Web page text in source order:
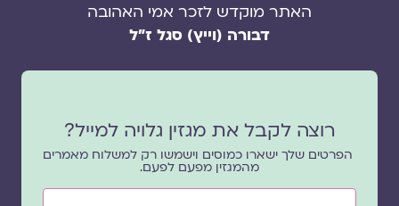
האתר מוקדש לזכר אמי האהובה
דבורה (וייץ) סגל ז"ל
רוצה לקבל את מגזין גלויה למייל?
הפרטים שלך ישארו כמוסים וישמשו רק למשלוח מאמרים
מהמגזין מפעם לפעם.
שם